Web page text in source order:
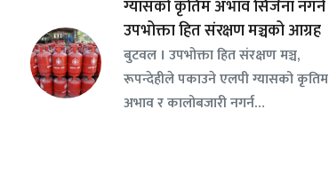
ग्यासको कृतिम अभाव सिर्जना नगर्न
उपभोक्ता हित संरक्षण मञ्चको आग्रह
बुटवल । उपभोक्ता हित संरक्षण मञ्च,
रूपन्देहीले पकाउने एलपी ग्यासको कृतिम
अभाव र कालोबजारी नगर्न…